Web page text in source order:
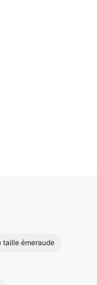
taille émeraude